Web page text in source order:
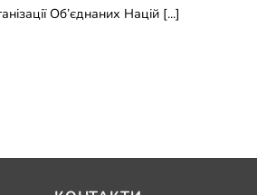
Об’єднаних Націй [...]